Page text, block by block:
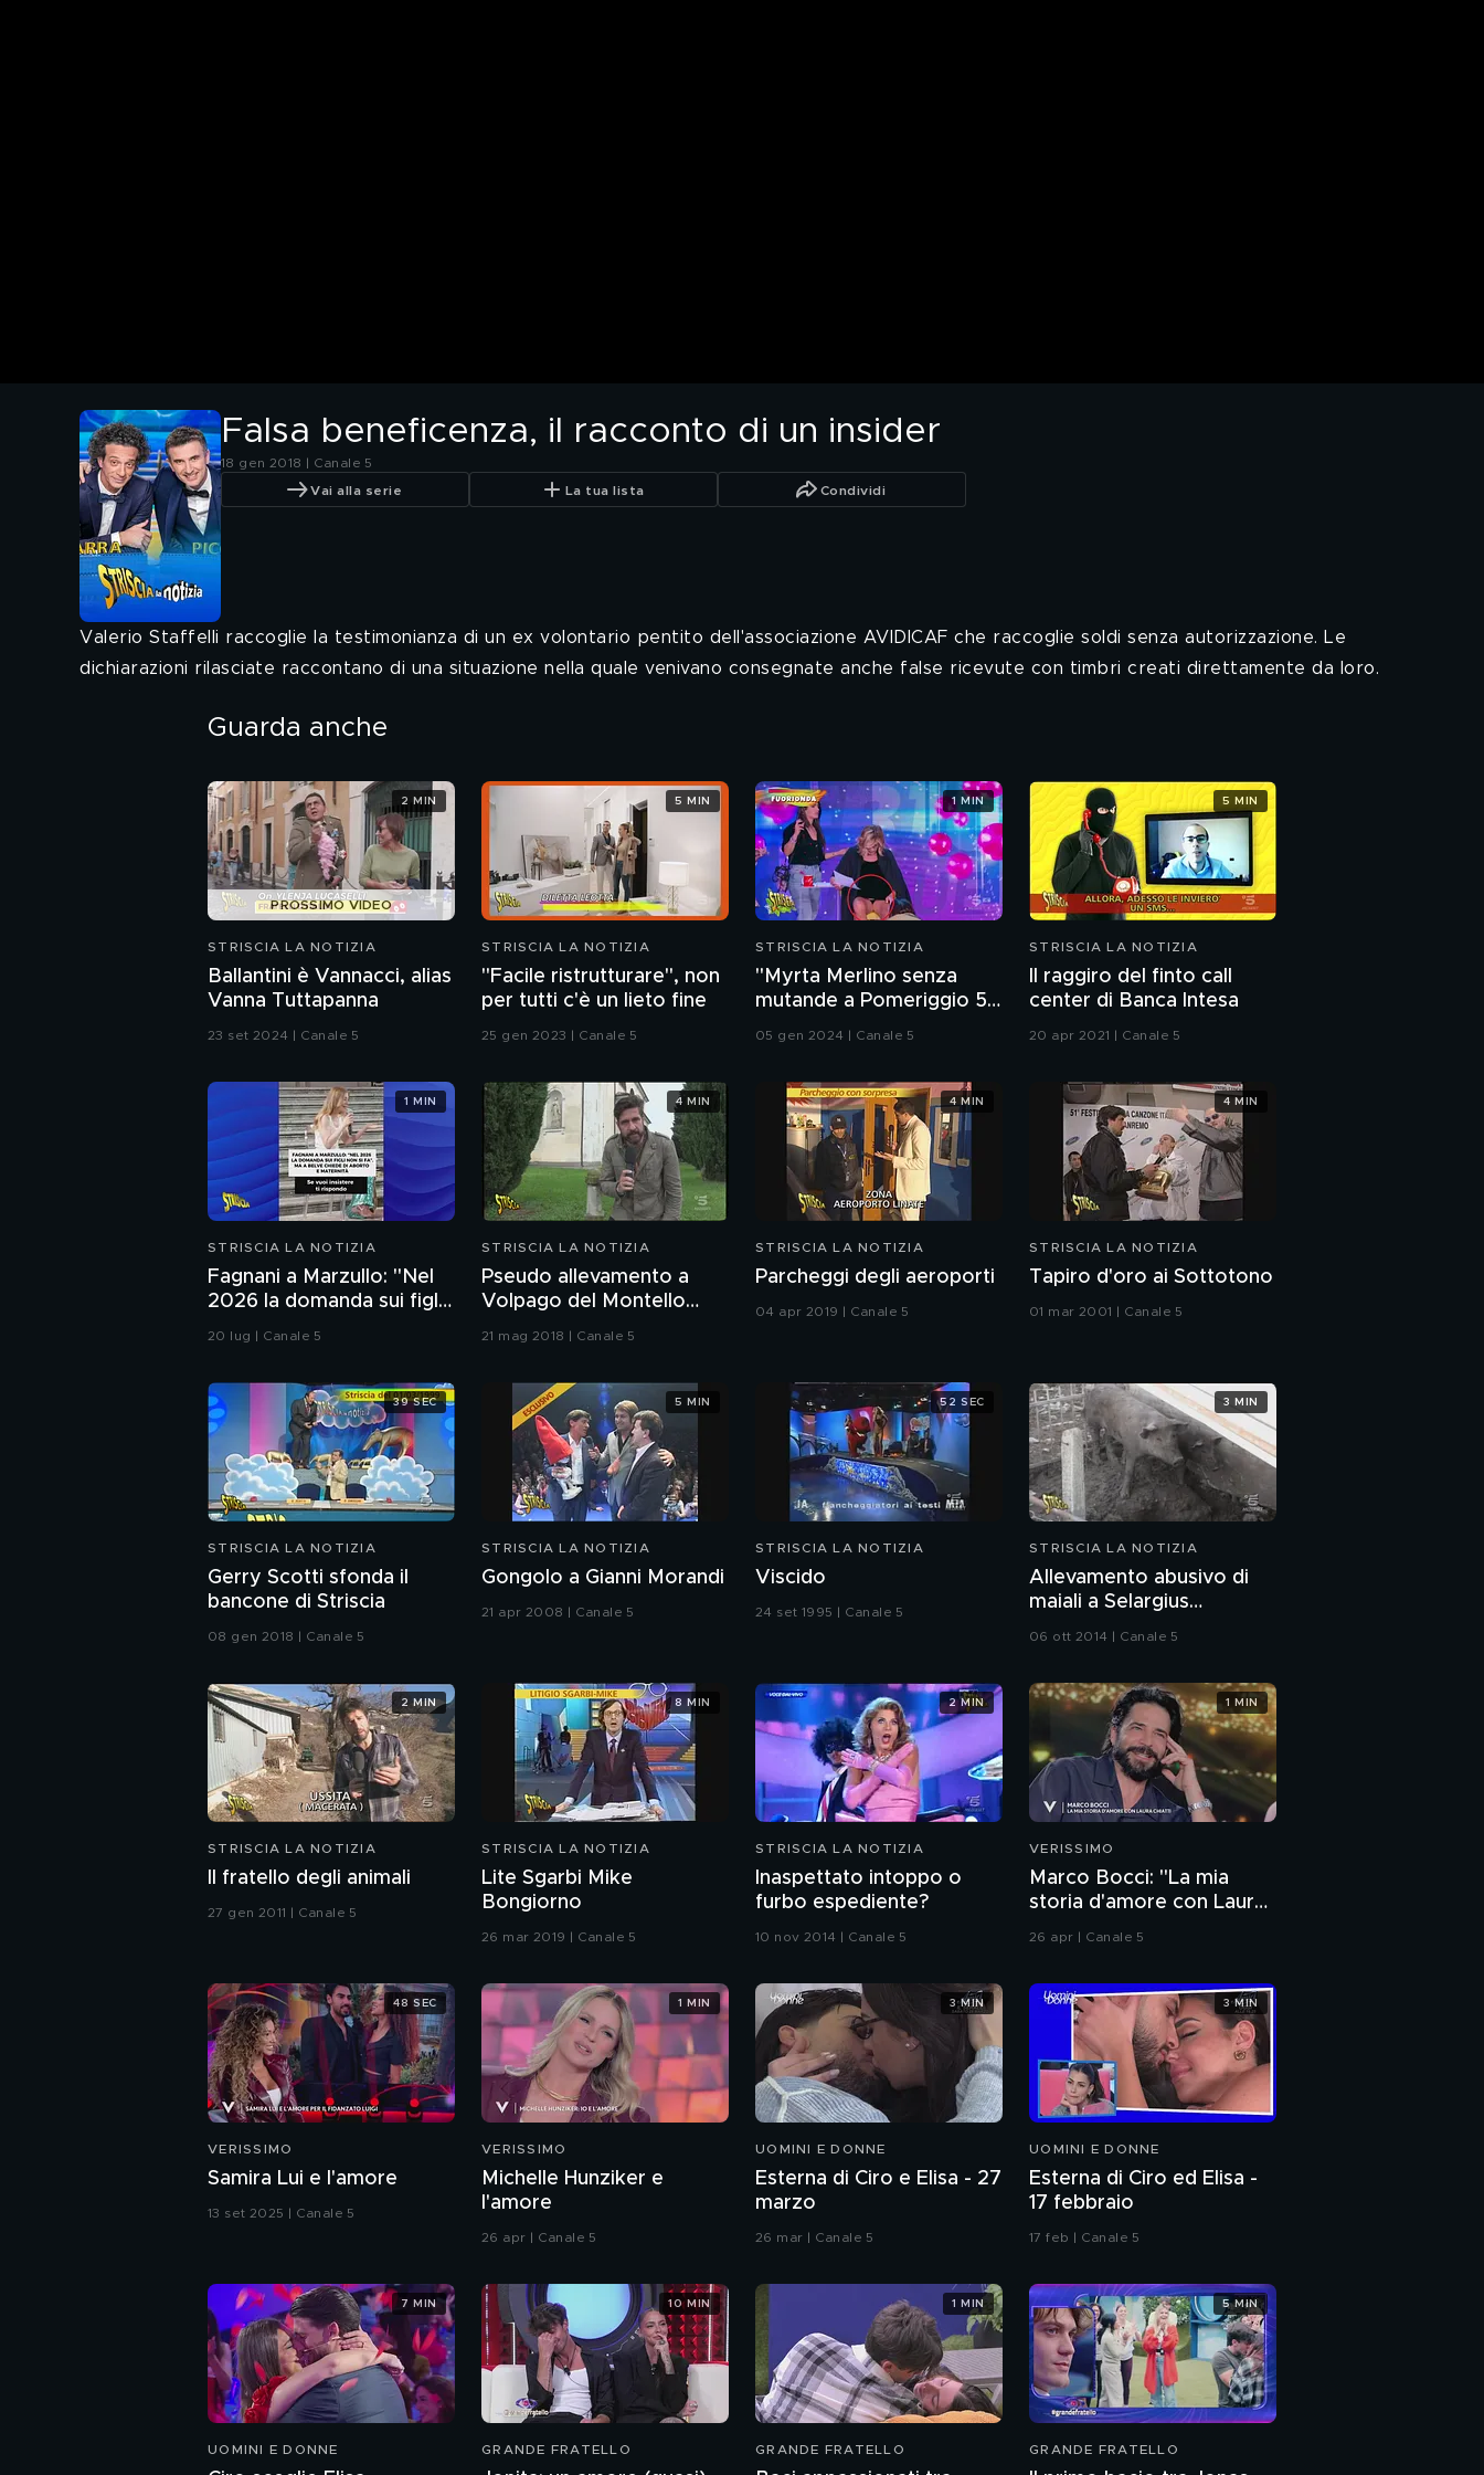
Falsa beneficenza, il racconto di un insider
18 gen 2018 | Canale 5
Vai alla serie La tua lista Condividi
Valerio Staffelli raccoglie la testimonianza di un ex volontario pentito dell'associazione AVIDICAF che raccoglie soldi senza autorizzazione. Le
dichiarazioni rilasciate raccontano di una situazione nella quale venivano consegnate anche false ricevute con timbri creati direttamente da loro.
Guarda anche
PROSSIMO VIDEO
STRISCIA LA NOTIZIA
Ballantini è Vannacci, alias
Vanna Tuttapanna
23 set 2024 | Canale 5
2 MIN
STRISCIA LA NOTIZIA
"Facile ristrutturare", non
per tutti c'è un lieto fine
25 gen 2023 | Canale 5
5 MIN
STRISCIA LA NOTIZIA
"Myrta Merlino senza
mutande a Pomeriggio 5".
Sarà vero? La risposta è
05 gen 2024 | Canale 5
1 MIN
STRISCIA LA NOTIZIA
Il raggiro del finto call
center di Banca Intesa
20 apr 2021 | Canale 5
5 MIN
STRISCIA LA NOTIZIA
Fagnani a Marzullo: "Nel
2026 la domanda sui figli
non si fa". Ma a Belve
20 lug | Canale 5
1 MIN
STRISCIA LA NOTIZIA
Pseudo allevamento a
Volpago del Montello
21 mag 2018 | Canale 5
4 MIN
STRISCIA LA NOTIZIA
Parcheggi degli aeroporti
04 apr 2019 | Canale 5
4 MIN
STRISCIA LA NOTIZIA
Tapiro d'oro ai Sottotono
01 mar 2001 | Canale 5
4 MIN
STRISCIA LA NOTIZIA
Gerry Scotti sfonda il
bancone di Striscia
08 gen 2018 | Canale 5
39 SEC
STRISCIA LA NOTIZIA
Gongolo a Gianni Morandi
21 apr 2008 | Canale 5
5 MIN
STRISCIA LA NOTIZIA
Viscido
24 set 1995 | Canale 5
52 SEC
STRISCIA LA NOTIZIA
Allevamento abusivo di
maiali a Selargius
06 ott 2014 | Canale 5
3 MIN
STRISCIA LA NOTIZIA
Il fratello degli animali
27 gen 2011 | Canale 5
2 MIN
STRISCIA LA NOTIZIA
Lite Sgarbi Mike
Bongiorno
26 mar 2019 | Canale 5
8 MIN
STRISCIA LA NOTIZIA
Inaspettato intoppo o
furbo espediente?
10 nov 2014 | Canale 5
2 MIN
VERISSIMO
Marco Bocci: "La mia
storia d'amore con Laura
Chiatti"
26 apr | Canale 5
1 MIN
VERISSIMO
Samira Lui e l'amore
13 set 2025 | Canale 5
48 SEC
VERISSIMO
Michelle Hunziker e
l'amore
26 apr | Canale 5
1 MIN
UOMINI E DONNE
Esterna di Ciro e Elisa - 27
marzo
26 mar | Canale 5
3 MIN
UOMINI E DONNE
Esterna di Ciro ed Elisa -
17 febbraio
17 feb | Canale 5
3 MIN
UOMINI E DONNE
7 MIN
GRANDE FRATELLO
10 MIN
GRANDE FRATELLO
1 MIN
GRANDE FRATELLO
5 MIN